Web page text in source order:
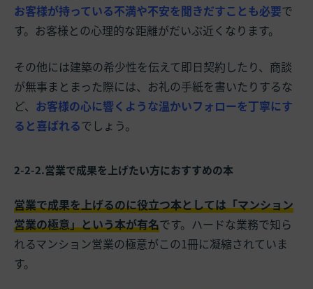
お客様が持っている不満や不安を聞きだすことも必要で
す。お客様との心理的な距離がだいぶ近くなります。
その他には建築の希少性を伝えて即日契約したり、商談
が無事まとまった際には、お礼の手紙を書いたりするな
ど、 お客様の心に響くような温かいフォローを丁寧にす
ると喜ばれるでしょう。
2-2-2.営業で成果を上げたい方におすすめの本
営業で成果を上げるのに役立つ本としては「マンション
営業の極意」という本が有名です。ハードな業務で知ら
れるマンション営業の極意がこの1冊に凝縮されていま
す。